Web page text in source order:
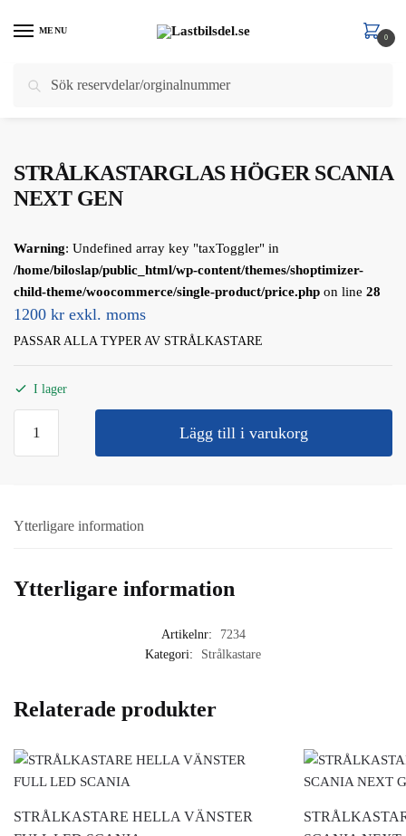
MENU
efter:
0
Hem Scania / Scania 7 Serie / BELYSNING /
STRÅLKASTARGLAS HÖGER SCANIA
NEXT GEN
Warning: Undefined array key "taxToggler" in
/home/biloslap/public_html/wp-content/themes/shoptimizer-
child-theme/woocommerce/single-product/price.php on line 28
1200 kr exkl. moms
PASSAR ALLA TYPER AV STRÅLKASTARE
I lager
HÖGER
mängd
Lägg till i varukorg
Ytterligare information
Ytterligare information
Artikelnr:
7234
Kategori:
Strålkastare
Relaterade produkter
STRÅLKASTARE HELLA VÄNSTER